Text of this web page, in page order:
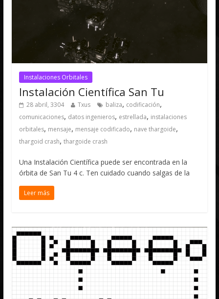
Instalaciones Orbitales
Instalación Científica San Tu
28 abril, 3304 Txus baliza, codificación,
comunicaciones, datos ingenieros, estrellada, instalaciones
orbitales, mensaje, mensaje codificado, nave thargoide,
thargoid crash,thargoide crash
Una Instalación Científica puede ser encontrada en la
órbita de San Tu 4 c. Ten cuidado cuando salgas de la
Leer más